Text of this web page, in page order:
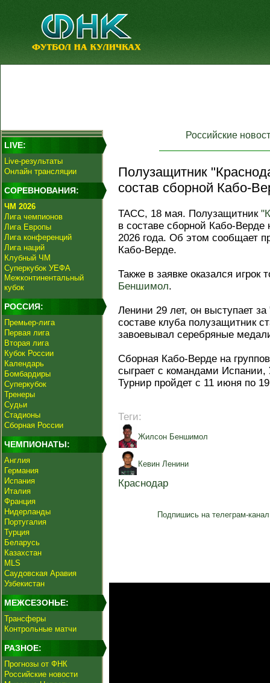
LIVE:
Live-результаты
Онлайн трансляции
СОРЕВНОВАНИЯ:
ЧМ 2026
Лига чемпионов
Лига Европы
Лига конференций
Лига наций
Клубный ЧМ
Суперкубок УЕФА
Межконтинентальный
кубок
РОССИЯ:
Премьер-лига
Первая лига
Вторая лига
Кубок России
Календарь
Бомбардиры
Суперкубок
Тренеры
Судьи
Стадионы
Сборная России
ЧЕМПИОНАТЫ:
Англия
Германия
Испания
Италия
Франция
Нидерланды
Португалия
Турция
Беларусь
Казахстан
MLS
Саудовская Аравия
Узбекистан
МЕЖСЕЗОНЬЕ:
Трансферы
Контрольные матчи
РАЗНОЕ:
Прогнозы от ФНК
Российские новости
Российские
Полузащитник
состав сборной Кабо-
ТАСС, 18 мая. Полузащитник
в составе сборной Кабо-
2026 года. Об этом сообщает
Кабо-Верде.
Также в заявке оказался игрок
Беншимол.
Ленини 29 лет, он выступает
составе клуба полузащитник
завоевывал серебряные
Сборная Кабо-Верде на
сыграет с командами
Турнир пройдет с 11 июня по
Теги:
Жилсон Беншимол
Кевин Ленини
Краснодар
Подпишись на телеграм-